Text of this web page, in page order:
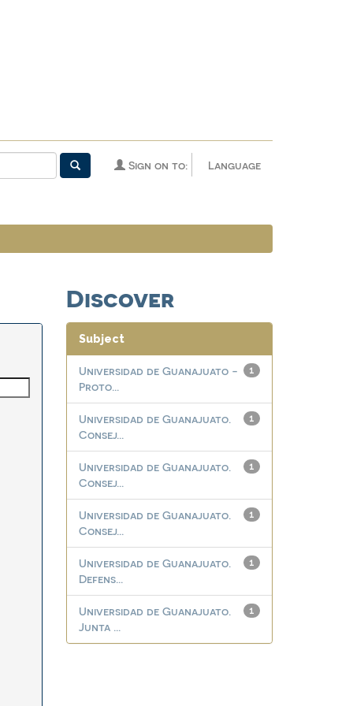
Language
Sign on to:
Discover
Subject
1
Universidad de Guanajuato -
Proto...
1
Universidad de Guanajuato.
Consej...
1
Universidad de Guanajuato.
Consej...
1
Universidad de Guanajuato.
Consej...
1
Universidad de Guanajuato.
Defens...
1
Universidad de Guanajuato.
Junta ...